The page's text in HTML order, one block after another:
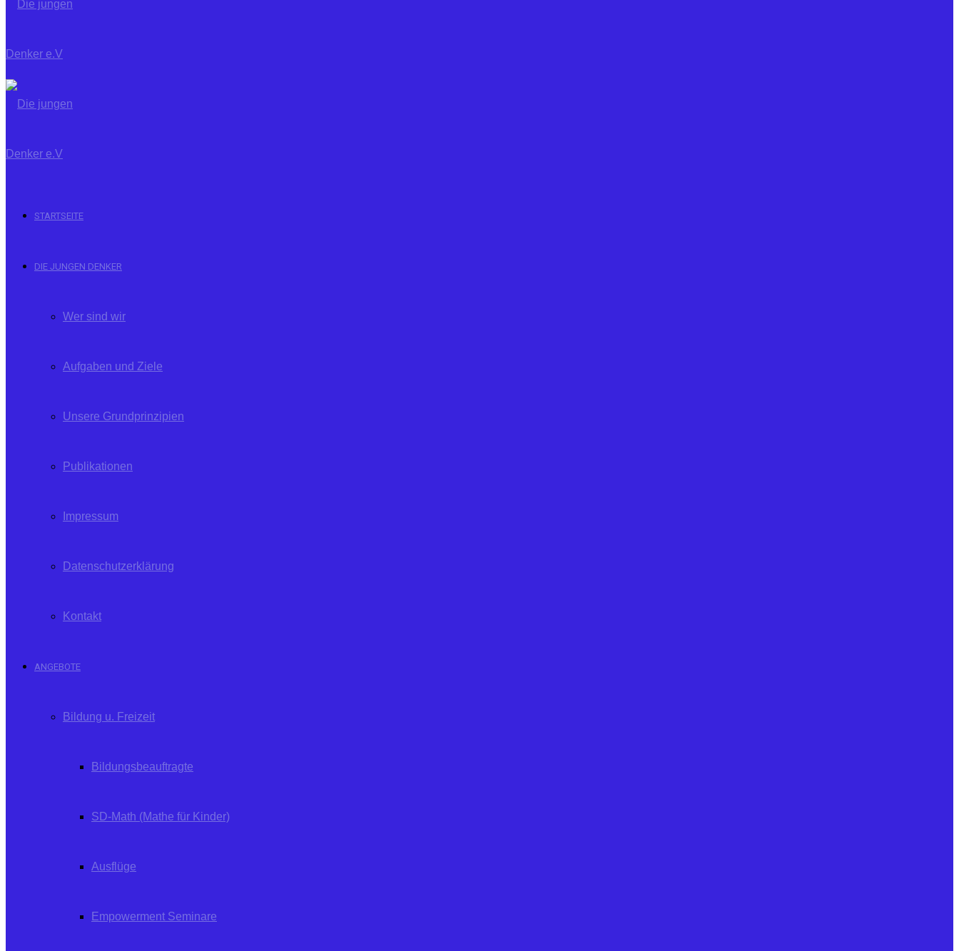
STARTSEITE
DIE JUNGEN DENKER
Wer sind wir
Aufgaben und Ziele
Unsere Grundprinzipien
Publikationen
Impressum
Datenschutzerklärung
Kontakt
ANGEBOTE
Bildung u. Freizeit
Bildungsbeauftragte
SD-Math (Mathe für Kinder)
Ausflüge
Empowerment Seminare